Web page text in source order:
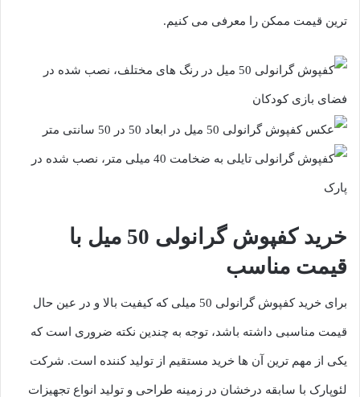
ترین قیمت ممکن را معرفی می کنیم.
خرید کفپوش گرانولی 50 میل با
قیمت مناسب
برای خرید کفپوش گرانولی 50 میلی که کیفیت بالا و در عین حال
قیمت مناسبی داشته باشد، توجه به چندین نکته ضروری است که
یکی از مهم ترین آن ها خرید مستقیم از تولید کننده است. شرکت
لئوپارک با سابقه درخشان در زمینه طراحی و تولید انواع تجهیزات